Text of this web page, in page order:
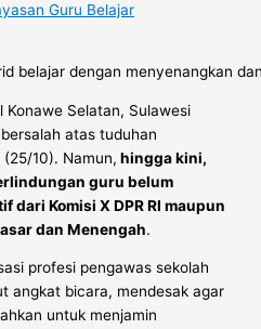
Guru Belajar
belajar dengan menyenangkan
Konawe Selatan, Sulawesi
atas tuduhan
10). Namun, hingga kini,
guru belum
dari Komisi X DPR RI maupun
dan Menengah.
profesi pengawas sekolah
angkat bicara, mendesak agar
untuk menjamin